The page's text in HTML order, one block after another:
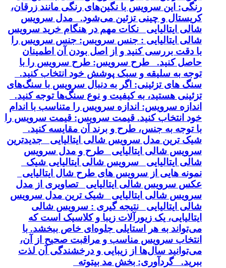
رنگی: این سرویس با نگین‌های رنگی مانند زرقان،
کریستال و چینی تزئین می‌شود. مدل سرویس
شالی ایتالیایی نکات مهم در هنگام خرید سرویس
شالی ایتالیایی : جنس سرویس: جنس سرویس را
با دقت بررسی کنید و از اصل بودن آن اطمینان
حاصل کنید. طرح سرویس: طرح سرویس را با
توجه به سلیقه و سبک پوشش خود انتخاب کنید.
سنگ های تزئینی: اگر به دنبال سرویس با سنگ‌های
تزئینی هستید، به کیفیت و نوع سنگ‌ها توجه کنید.
اندازه سرویس: اندازه سرویس را متناسب با اندام
خود انتخاب کنید. قیمت سرویس: قیمت سرویس را
با توجه به جنس، طرح و برند آن مقایسه کنید.
شیک ترین مدل سرویس شالی ایتالیایی جدیدترین
سرویس شالی ایتالیایی طرح و مدل سرویس
شالی ایتالیایی سرویس شالی ایتالیایی شیک
نمونه هایی از سرویس های طرح شال ایتالیایی
عکس سرویس شالی ایتالیایی تصاویری از مدل
سرویس شالی ایتالیایی شیک ترین مدل سرویس
شالی ایتالیایی نتیجه گیری : سرویس شالی
ایتالیایی، یک زیورآلات زیبا و کلاسیک است که
می‌تواند به هر استایلی جلوه‌ای خاص ببخشد. با
انتخاب سرویس مناسب و مراقبت صحیح از آن،
می‌توانید سال‌ها از زیبایی و درخشندگی آن لذت
ببرید. گردآوری: بخش مد بیتوته